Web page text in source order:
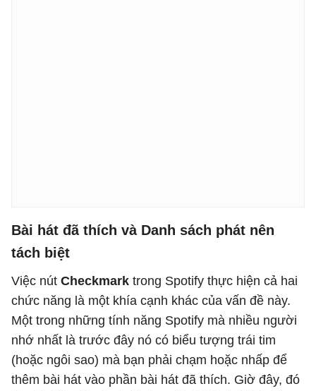
Bài hát đã thích và Danh sách phát nên
tách biệt
Việc nút Checkmark trong Spotify thực hiện cả hai
chức năng là một khía cạnh khác của vấn đề này.
Một trong những tính năng Spotify mà nhiều người
nhớ nhất là trước đây nó có biểu tượng trái tim
(hoặc ngôi sao) mà bạn phải chạm hoặc nhấp để
thêm bài hát vào phần bài hát đã thích. Giờ đây, đó